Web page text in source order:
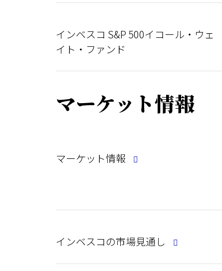
インベスコ S&P 500イコール・ウェ
イト・ファンド
マーケット情報
マーケット情報
インベスコの市場見通し